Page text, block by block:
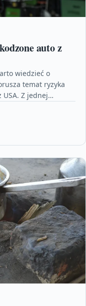
auto z
wiedzieć o
temat ryzyka
USA. Z jednej…